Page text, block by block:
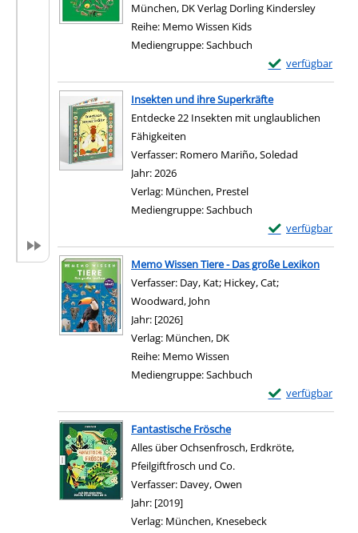
München, DK Verlag Dorling Kindersley
Reihe: Memo Wissen Kids
Mediengruppe:Sachbuch
verfügbar
Exemplar-Details
Insekten und ihre Superkräfte
Entdecke 22 Insekten mit unglaublichen
Fähigkeiten
Verfasser: Romero Mariño, Soledad
Jahr:2026
Verlag: München, Prestel
Mediengruppe:Sachbuch
verfügbar
Exemplar-
Memo Wissen Tiere - Das große Lexikon
Verfasser: Day, Kat; Hickey, Cat;
Woodward, John
Jahr: [2026]
Verlag: München, DK
Reihe: Memo Wissen
Mediengruppe:Sachbuch
verfügbar
Exemplar-Details
Fantastische Frösche
Alles über Ochsenfrosch, Erdkröte,
Pfeilgiftfrosch und Co.
Verfasser: Davey, Owen
Jahr: [2019]
Verlag: München, Knesebeck